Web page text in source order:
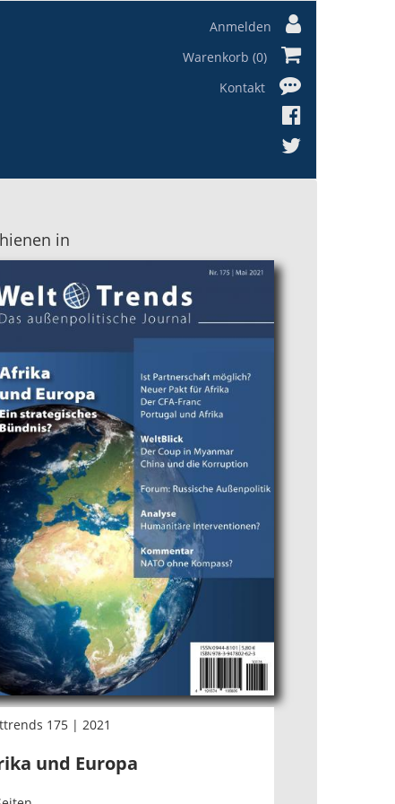
Anmelden
Warenkorb (0)
Kontakt
in
175 | 2021
und Europa